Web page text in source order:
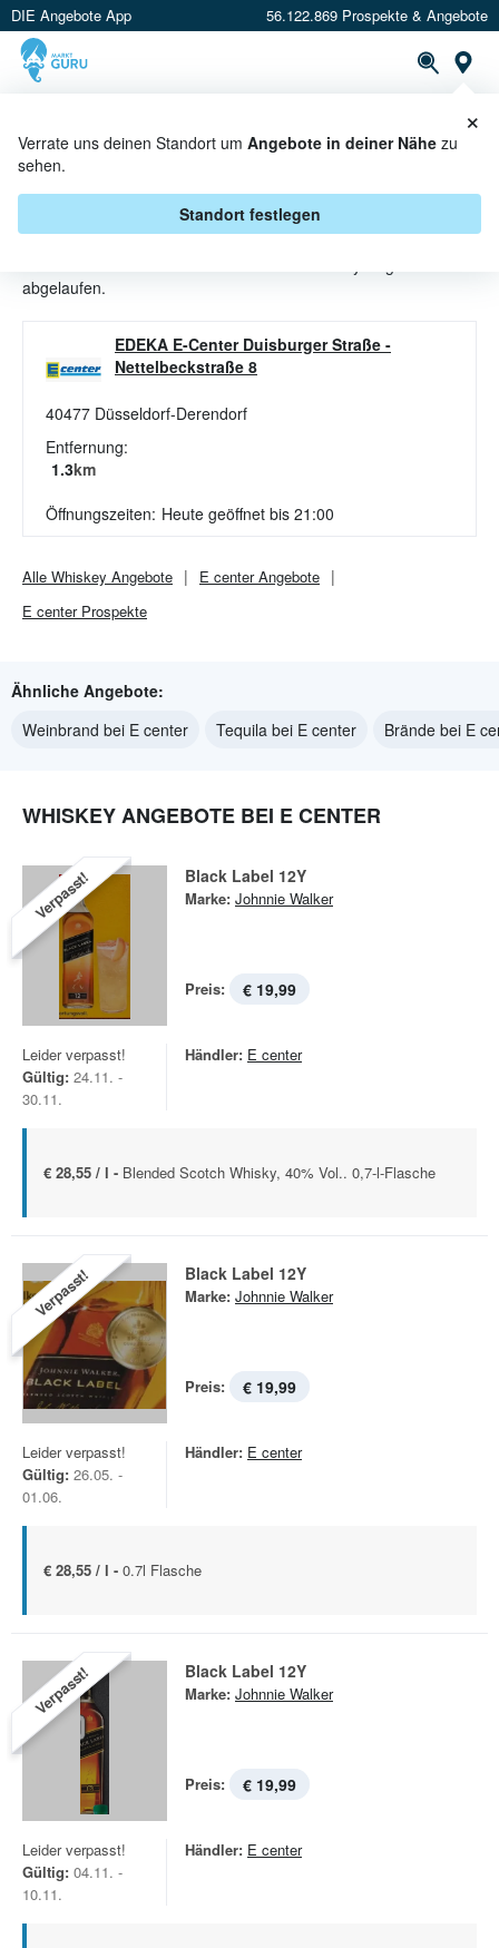
DIE Angebote App 56.122.869 Prospekte & Angebote
Verrate uns deinen Standort um Angebote in deiner Nähe zu
sehen.
Standort festlegen
×
WHISKEY ANGEBOTE &
AKTIONEN BEI E CENTER
abgelaufen.
EDEKA E-Center Duisburger Straße -
Nettelbeckstraße 8
40477 Düsseldorf-Derendorf
Entfernung:
1.3km
Öffnungszeiten: Heute geöffnet bis 21:00
Alle Whiskey Angebote E centerAngebote
E centerProspekte
Ähnliche Angebote:
Weinbrand bei E center
Tequila bei E center Brände bei E
WHISKEY ANGEBOTE BEI E CENTER
Verpasst! Black Label 12Y
Marke: Johnnie Walker
Preis: € 19,99
Leider verpasst!
Gültig: 24.11. -
30.11.
Händler: E center
€ 28,55 / l - Blended Scotch Whisky, 40% Vol.. 0,7-l-Flasche
Verpasst! Black Label 12Y
Marke: Johnnie Walker
Preis: € 19,99
Leider verpasst!
Gültig: 26.05. -
01.06.
Händler: E center
€ 28,55 / l - 0.7l Flasche
Verpasst! Black Label 12Y
Marke: Johnnie Walker
Preis: € 19,99
Leider verpasst!
Gültig: 04.11. -
10.11.
Händler: E center